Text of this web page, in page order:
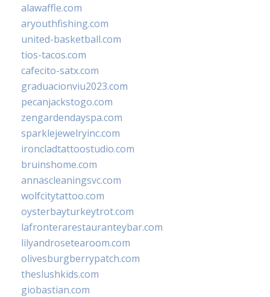
alawaffle.com
aryouthfishing.com
united-basketball.com
tios-tacos.com
cafecito-satx.com
graduacionviu2023.com
pecanjackstogo.com
zengardendayspa.com
sparklejewelryinc.com
ironcladtattoostudio.com
bruinshome.com
annascleaningsvc.com
wolfcitytattoo.com
oysterbayturkeytrot.com
lafronterarestauranteybar.com
lilyandrosetearoom.com
olivesburgberrypatch.com
theslushkids.com
giobastian.com